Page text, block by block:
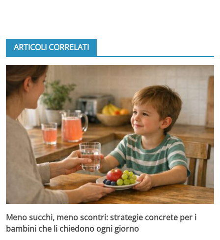
ARTICOLI CORRELATI
Meno succhi, meno scontri: strategie concrete per i
bambini che li chiedono ogni giorno